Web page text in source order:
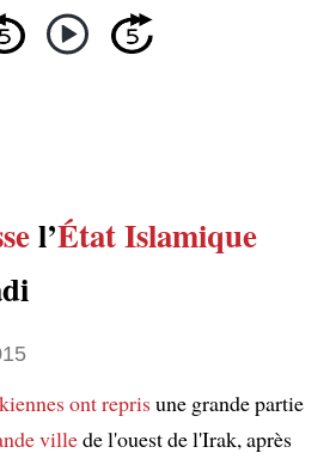
l’État Islamique
ont reprisune grande partie
villede l'ouest de l'Irak, après